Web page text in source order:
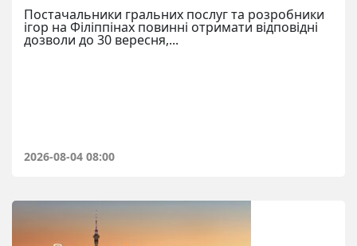
Постачальники гральних послуг та розробники
ігор на Філіппінах повинні отримати відповідні
дозволи до 30 вересня,...
2026-08-04 08:00